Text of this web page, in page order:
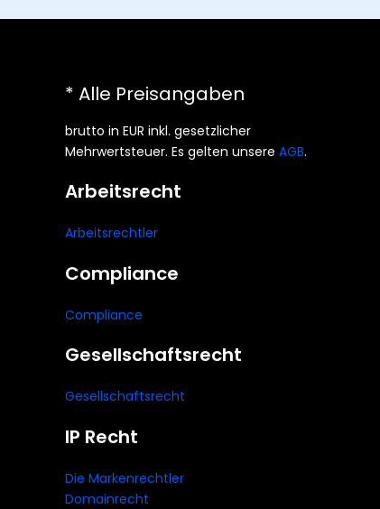
* Alle Preisangaben
brutto in EUR inkl. gesetzlicher
Mehrwertsteuer. Es gelten unsere AGB.
Arbeitsrecht
Arbeitsrechtler
Compliance
Compliance
Gesellschaftsrecht
Gesellschaftsrecht
IP Recht
Die Markenrechtler
Domainrecht